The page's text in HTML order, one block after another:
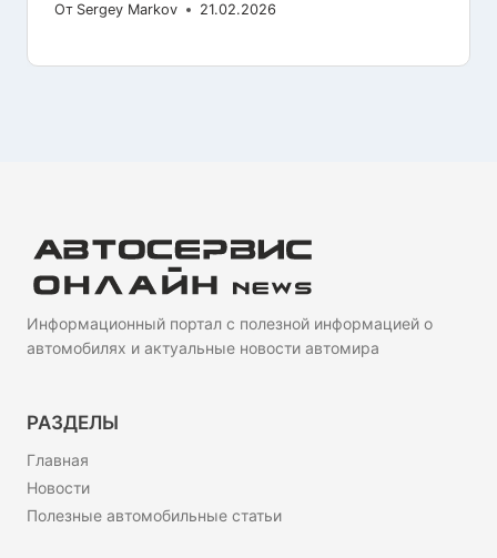
От Sergey Markov 21.02.2026
Информационный портал с полезной информацией о
автомобилях и актуальные новости автомира
РАЗДЕЛЫ
Главная
Новости
Полезные автомобильные статьи